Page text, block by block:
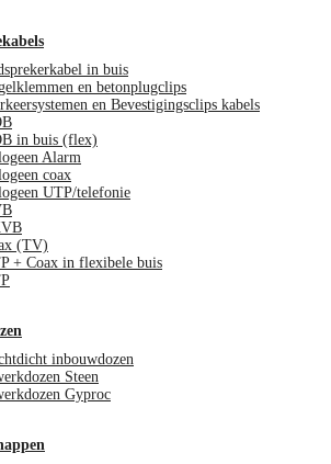
in buis
en betonplugclips
en Bevestigingsclips kabels
in buis (flex)
Alarm
coax
UTP/telefonie
(TV)
+ Coax in flexibele buis
inbouwdozen
Steen
Gyproc